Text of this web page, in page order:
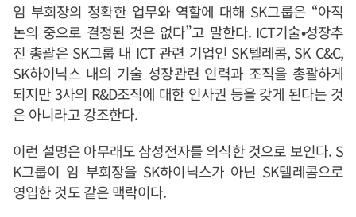
임 부회장의 정확한 업무와 역할에 대해 SK그룹은 “아직
논의 중으로 결정된 것은 없다”고 말한다. ICT기술•성장추
진 총괄은 SK그룹 내 ICT 관련 기업인 SK텔레콤, SK C&C,
SK하이닉스 내의 기술 성장관련 인력과 조직을 총괄하게
되지만 3사의 R&D조직에 대한 인사권 등을 갖게 된다는 것
은 아니라고 강조한다.
이런 설명은 아무래도 삼성전자를 의식한 것으로 보인다. S
K그룹이 임 부회장을 SK하이닉스가 아닌 SK텔레콤으로
영입한 것도 같은 맥락이다.